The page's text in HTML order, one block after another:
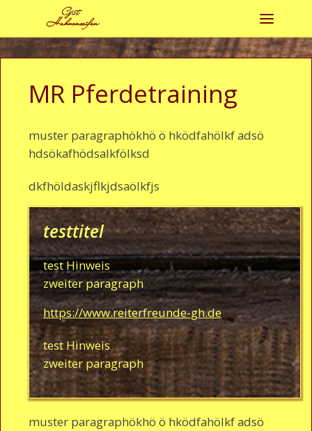
Zum Inhalt springen
MR Pferdetraining
muster paragraphökhö ö hködfahölkf adsö
hdsökafhödsalkfölksd
dkfhöldaskjflkjdsaölkfjs
testtitel
test Hinweis
zweiter paragraph
https://www.reiterfreunde-gh.de
test Hinweis
zweiter paragraph
muster paragraphökhö ö hködfahölkf adsö